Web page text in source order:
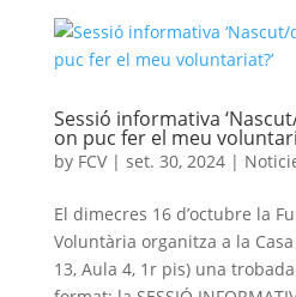
Sessió informativa
on puc fer el meu
by FCV| set. 30, 2024|
El dimecres 16 d’octubre la
Voluntària organitza a la
13, Aula 4, 1r pis) una